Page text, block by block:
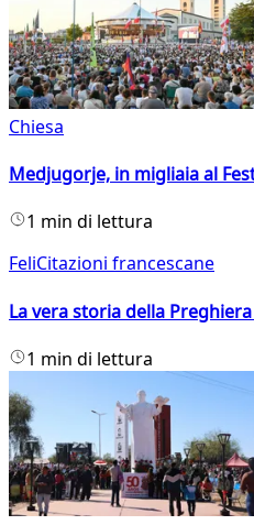
Chiesa
Medjugorje, in migliaia al
1 min di lettura
FeliCitazioni francescane
La vera storia della
1 min di lettura